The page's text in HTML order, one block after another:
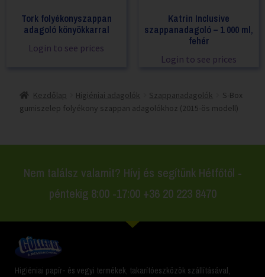
Tork folyékonyszappan
adagoló könyökkarral
Login to see prices
Katrin Inclusive
szappanadagoló – 1 000 ml,
fehér
Login to see prices
Kezdőlap Higiéniai adagolók Szappanadagolók
S-Box
gumiszelep folyékony szappan adagolókhoz (2015-ös modell)
Nem találsz valamit? Hívj és segítünk Hétfőtől -
péntekig 8:00 -17:00 +36 20 223 8470
Higiéniai papír- és vegyi termékek, takarítóeszközök szállításával,